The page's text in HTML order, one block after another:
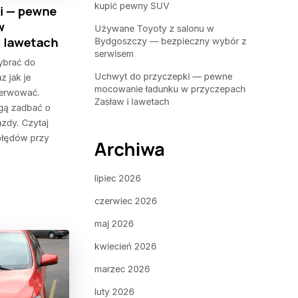
— pewne
lawetach
do
jak je
zadbać o
Czytaj
przy
kupić pewny SUV
Używane Toyoty z salonu w
Bydgoszczy — bezpieczny wybór z
serwisem
Uchwyt do przyczepki — pewne
mocowanie ładunku w przyczepach
Zasław i lawetach
Archiwa
lipiec 2026
czerwiec 2026
maj 2026
kwiecień 2026
marzec 2026
luty 2026